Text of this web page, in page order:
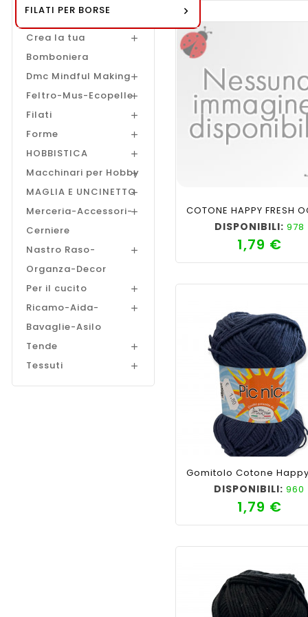
FILATI PER BORSE
Crea la tua
Bomboniera

Dmc Mindful Making
Feltro-Mus-Ecopelle
Filati 
Forme 
HOBBISTICA 
Macchinari per Hobby

MAGLIA E UNCINETTO

Merceria-Accessori-
Cerniere

Nastro Raso-
Organza-Decor

Per il cucito 
Ricamo-Aida-
Bavaglie-Asilo

Tende 
Tessuti 
DISPONIBILI: 978
1,79 €
shopping_cart favorite_border cached visibility
DISPONIBILI: 960
1,79 €